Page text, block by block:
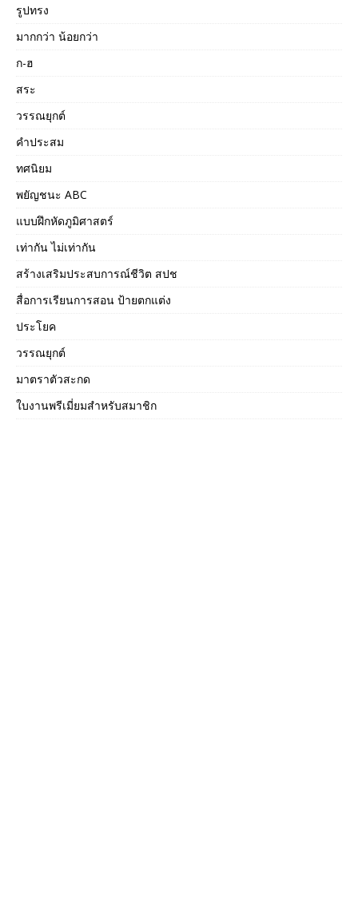
รูปทรง
มากกว่า น้อยกว่า
ก-ฮ
สระ
วรรณยุกต์
คำประสม
ทศนิยม
พยัญชนะ ABC
แบบฝึกหัดภูมิศาสตร์
เท่ากัน ไม่เท่ากัน
สร้างเสริมประสบการณ์ชีวิต สปช
สื่อการเรียนการสอน ป้ายตกแต่ง
ประโยค
วรรณยุกต์
มาตราตัวสะกด
ใบงานพรีเมี่ยมสำหรับสมาชิก